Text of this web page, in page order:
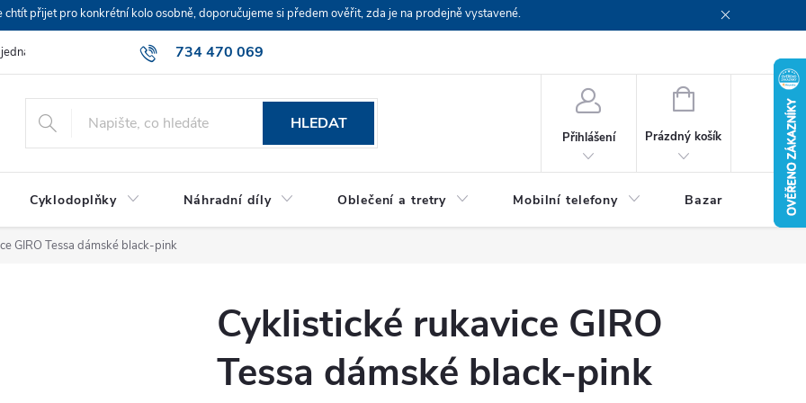
přijet pro konkrétní kolo osobně, doporučujeme si předem ověřit, zda je na prodejně vystavené.
734 470 069
HLEDAT
Přihlášení
NÁKUPNÍ
Prázdný košík
Cyklodoplňky Náhradní díly Oblečení a tretry Mobilní telefony Bazar Servis
GIRO Tessa dámské black-pink
Cyklistické rukavice GIRO
Tessa dámské black-pink